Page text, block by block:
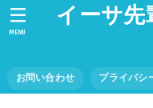
イーサ先
お問い合わせ プライバシ
MENU